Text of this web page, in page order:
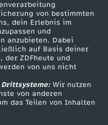
von bestimmten
dein Erlebnis im
und
anzubieten. Dabei
auf Basis deiner
der ZDFheute und
von uns nicht
Wir nutzen
von anderen
das Teilen von Inhalten
Zuschauerservice
Hilfe